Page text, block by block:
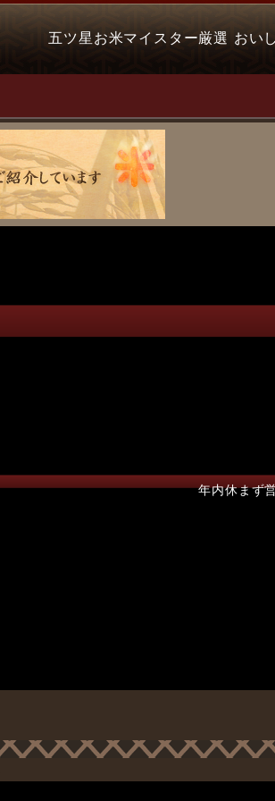
五ツ星お米マイスター厳選 おい
年内休まず